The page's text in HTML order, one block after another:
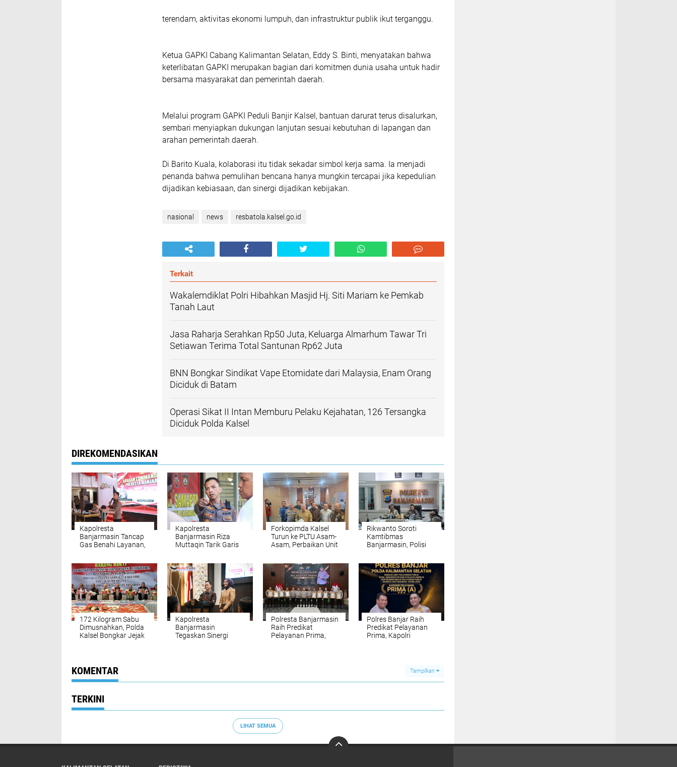
terendam, aktivitas ekonomi lumpuh, dan infrastruktur publik ikut terganggu.
Ketua GAPKI Cabang Kalimantan Selatan, Eddy S. Binti, menyatakan bahwa
keterlibatan GAPKI merupakan bagian dari komitmen dunia usaha untuk hadir
bersama masyarakat dan pemerintah daerah.
Melalui program GAPKI Peduli Banjir Kalsel, bantuan darurat terus disalurkan,
sembari menyiapkan dukungan lanjutan sesuai kebutuhan di lapangan dan
arahan pemerintah daerah.
Di Barito Kuala, kolaborasi itu tidak sekadar simbol kerja sama. Ia menjadi
penanda bahwa pemulihan bencana hanya mungkin tercapai jika kepedulian
dijadikan kebiasaan, dan sinergi dijadikan kebijakan.
nasional news resbatola.kalsel.go.id
Terkait
Wakalemdiklat Polri Hibahkan Masjid Hj. Siti Mariam ke Pemkab
Tanah Laut
Jasa Raharja Serahkan Rp50 Juta, Keluarga Almarhum Tawar Tri
Setiawan Terima Total Santunan Rp62 Juta
BNN Bongkar Sindikat Vape Etomidate dari Malaysia, Enam Orang
Diciduk di Batam
Operasi Sikat II Intan Memburu Pelaku Kejahatan, 126 Tersangka
Diciduk Polda Kalsel
DIREKOMENDASIKAN
Kapolresta
Banjarmasin Tancap
Gas Benahi Layanan,
Kapolresta
Banjarmasin Riza
Muttaqin Tarik Garis
Nyambung dari Pusat
hingga Wilayah
Forkopimda Kalsel
Turun ke PLTU Asam-
Asam, Perbaikan Unit
Rikwanto Soroti
Kamtibmas
Banjarmasin, Polisi
172 Kilogram Sabu
Dimusnahkan, Polda
Kalsel Bongkar Jejak
Kapolresta
Banjarmasin
Tegaskan Sinergi
Polresta Banjarmasin
Raih Predikat
Pelayanan Prima,
Polres Banjar Raih
Predikat Pelayanan
Prima, Kapolri
KOMENTAR Tampilkan
TERKINI
LIHAT SEMUA